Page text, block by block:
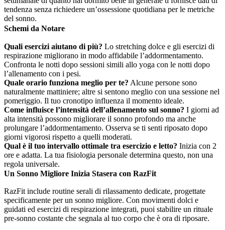
tendenza senza richiedere un’ossessione quotidiana per le metriche
del sonno.
Schemi da Notare
Quali esercizi aiutano di più? Lo stretching dolce e gli esercizi di
respirazione migliorano in modo affidabile l’addormentamento.
Confronta le notti dopo sessioni simili allo yoga con le notti dopo
l’allenamento con i pesi.
Quale orario funziona meglio per te? Alcune persone sono
naturalmente mattiniere; altre si sentono meglio con una sessione nel
pomeriggio. Il tuo cronotipo influenza il momento ideale.
Come influisce l’intensità dell’allenamento sul sonno? I giorni ad
alta intensità possono migliorare il sonno profondo ma anche
prolungare l’addormentamento. Osserva se ti senti riposato dopo
giorni vigorosi rispetto a quelli moderati.
Qual è il tuo intervallo ottimale tra esercizio e letto? Inizia con 2
ore e adatta. La tua fisiologia personale determina questo, non una
regola universale.
Un Sonno Migliore Inizia Stasera con RazFit
RazFit include routine serali di rilassamento dedicate, progettate
specificamente per un sonno migliore. Con movimenti dolci e
guidati ed esercizi di respirazione integrati, puoi stabilire un rituale
pre-sonno costante che segnala al tuo corpo che è ora di riposare.